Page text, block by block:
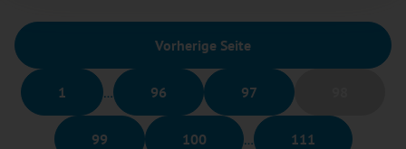
Vorherige Seite
1 … 96 97
99 100 … 111